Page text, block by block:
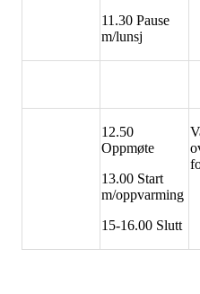
11.30 Pause
m/lunsj
12.50
Oppmøte
13.00 Start
m/oppvarming
15-16.00 Slutt